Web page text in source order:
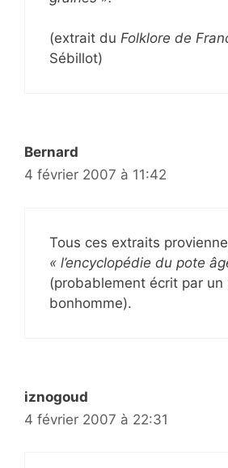
(extrait du Folklore de
Sébillot)
Bernard
4 février 2007 à 11:42
Tous ces extraits
« l’encyclopédie du pote
(probablement écrit par un
bonhomme).
iznogoud
4 février 2007 à 22:31